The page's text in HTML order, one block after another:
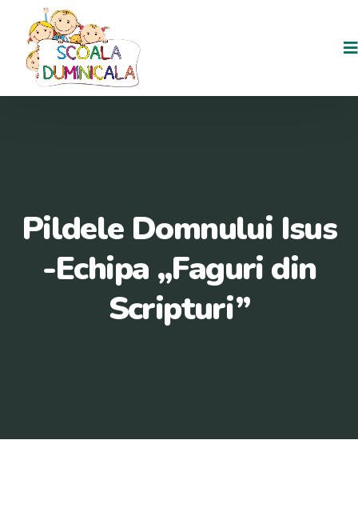
Pildele Domnului Isus
-Echipa ,,Faguri din
Scripturi”